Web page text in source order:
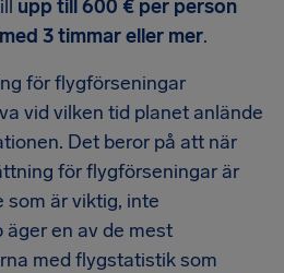
upp till 600 € per person
3 timmar eller mer.
för flygförseningar
vid vilken tid planet anlände
Det beror på att när
för flygförseningar är
som är viktig, inte
en av de mest
med flygstatistik som